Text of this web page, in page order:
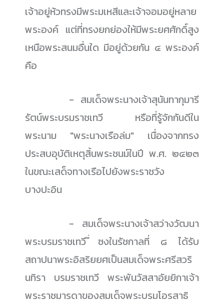
เจ้าอยู่หัวทรงมีพระมเหสีและเจ้าจอมอยู่หลาย
พระองค์ แต่ที่ทรงยกย่องให้มีพระยศศักดิ์สูง
เหนือพระสนมอื่นใด มีอยู่ด้วยกัน ๔ พระองค์
คือ
- สมเด็จพระนางเจ้าสุนันทากุมารี
รัตน์พระบรมราชเทวี หรือที่รู้จักกันดีใน
พระนาม "พระนางเรือล่ม" เนื่องจากทรง
ประสบอุบัติเหตุสิ้นพระชนม์ในปี พ.ศ. ๒๔๒๓
ในขณะเสด็จทางเรือไปยังพระราชวัง
บางปะอิน
- สมเด็จพระนางเจ้าสว่างวัฒนา
พระบรมราชเทวี ึ่ซงในรัชกาลที่ ๘ ได้รับ
สถาปนาพระอิสริยยศเป็นสมเด็จพระศรีสวริ
นทิรา บรมราชเทวี พระพันวัสสาอัยยิกาเจ้า
พระราชมารดาของสมเด็จพระบรมโอรสาธิ